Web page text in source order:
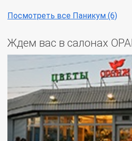
Посмотреть все Паникум (6)
Ждем вас в салонах